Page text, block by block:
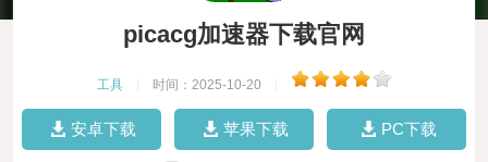
picacg加速器下载官网
工具 时间：2025-10-20
安卓下载 苹果下载 PC下载